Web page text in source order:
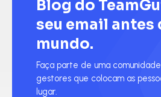
Blog do
seu email antes
mundo.
Faça parte de uma
gestores que colocam as
lugar.